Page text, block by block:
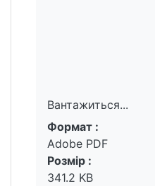
Вантажиться...
Вантажиться...
Формат :
Adobe PDF
Розмір :
341.2 KB